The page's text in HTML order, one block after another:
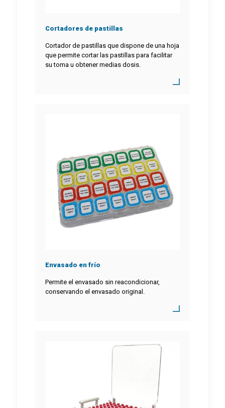
Cortadores de pastillas
Cortador de pastillas que dispone de una hoja
que permite cortar las pastillas para facilitar
su toma u obtener medias dosis.
Envasado en frío
Permite el envasado sin reacondicionar,
conservando el envasado original.